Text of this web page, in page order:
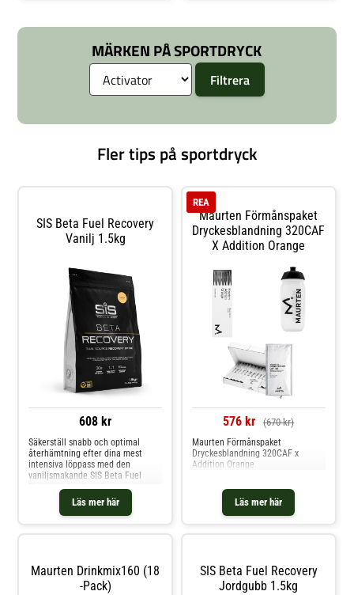
MÄRKEN PÅ SPORTDRYCK
Fler tips på sportdryck
SIS Beta Fuel Recovery
Vanilj 1.5kg
608 kr
Läs mer här
Säkerställ snabb och optimal
återhämtning efter dina mest
intensiva löppass med den
vaniljsmakande SIS Beta Fuel
Recovery-drycken. Denna
sportdryck har det perfekta
förhållandet 2:1 mellan
kolhydrater och protein, vilket gör
Maurten Förmånspaket
Dryckesblandning 320CAF
X Addition Orange
REA
576 kr (670 kr)
Läs mer här
Maurten Förmånspaket
Dryckesblandning 320CAF x
Addition Orange
Maurten Drinkmix160 (18
-pack)
SIS Beta Fuel Recovery
Jordgubb 1.5kg